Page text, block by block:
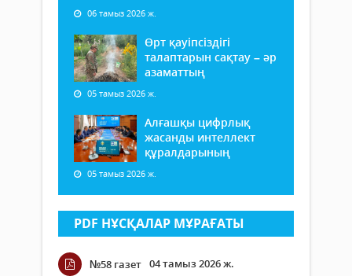
06 тамыз 2026 ж.
Өрт қауіпсіздігі
талаптарын сақтау – әр
азаматтың
05 тамыз 2026 ж.
Алғашқы цифрлық
жасанды интеллект
құралдарының
05 тамыз 2026 ж.
PDF НҰСҚАЛАР МҰРАҒАТЫ
№58 газет 04 тамыз 2026 ж.